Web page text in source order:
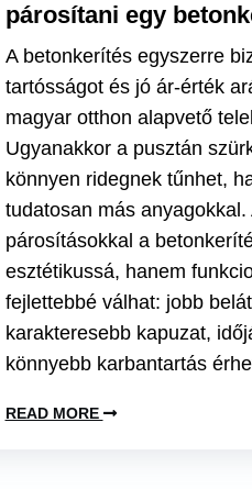
párosítani egy
A betonkerítés egyszerre
tartósságot és jó ár-érték
magyar otthon alapvető
Ugyanakkor a pusztán
könnyen ridegnek tűnhet,
tudatosan más anyagokkal.
párosításokkal a
esztétikussá, hanem
fejlettebbé válhat: jobb
karakteresebb kapuzat,
könnyebb karbantartás
READ MORE